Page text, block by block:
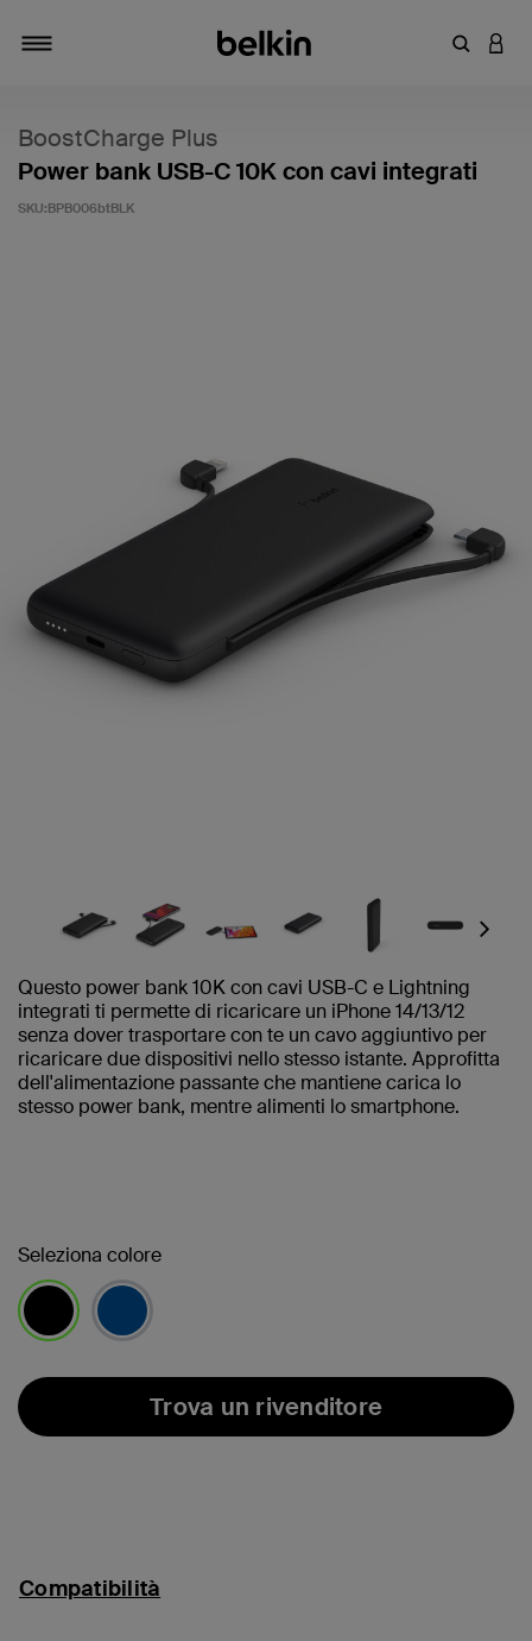
Inserisci
BoostCharge Plus
Power bank USB-C 10K con cavi integrati
SKU:BPB006btBLK
Next
Questo power bank 10K con cavi USB-C e Lightning
integrati ti permette di ricaricare un iPhone 14/13/12
senza dover trasportare con te un cavo aggiuntivo per
ricaricare due dispositivi nello stesso istante. Approfitta
dell'alimentazione passante che mantiene carica lo
stesso power bank, mentre alimenti lo smartphone.
Seleziona colore
Trova un rivenditore
Compatibilità